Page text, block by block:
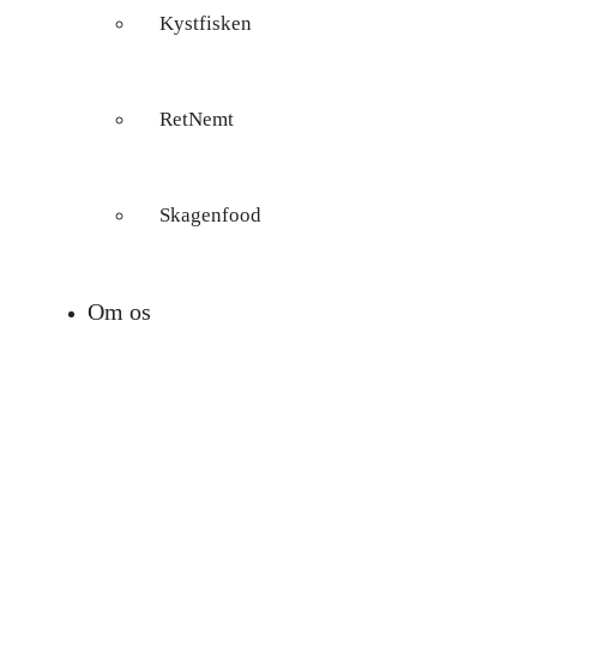
Kystfisken
RetNemt
Skagenfood
Om os